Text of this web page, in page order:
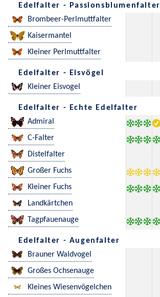
Edelfalter - Passionsblumenfalter
Brombeer-Perlmuttfalter
Kaisermantel
Kleiner Perlmuttfalter
Edelfalter - Eisvögel
Kleiner Eisvogel
Edelfalter - Echte Edelfalter
Admiral
C-Falter
Distelfalter
Großer Fuchs
Kleiner Fuchs
Landkärtchen
Tagpfauenauge
Edelfalter - Augenfalter
Brauner Waldvogel
Großes Ochsenauge
Kleines Wiesenvögelchen